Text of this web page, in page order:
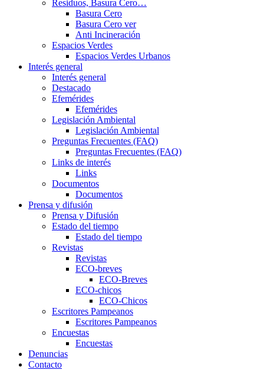
Residuos, Basura Cero…
Basura Cero
Basura Cero ver
Anti Incineración
Espacios Verdes
Espacios Verdes Urbanos
Interés general
Interés general
Destacado
Efemérides
Efemérides
Legislación Ambiental
Legislación Ambiental
Preguntas Frecuentes (FAQ)
Preguntas Frecuentes (FAQ)
Links de interés
Links
Documentos
Documentos
Prensa y difusión
Prensa y Difusión
Estado del tiempo
Estado del tiempo
Revistas
Revistas
ECO-breves
ECO-Breves
ECO-chicos
ECO-Chicos
Escritores Pampeanos
Escritores Pampeanos
Encuestas
Encuestas
Denuncias
Contacto